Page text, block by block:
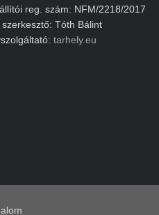
reg. szám: NFM/2218/2017
Tóth Bálint
tarhely.eu